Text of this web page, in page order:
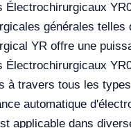
Électrochirurgicaux
générales telles
YR offre une
Électrochirurgicaux
à travers tous les
automatique
applicable dans